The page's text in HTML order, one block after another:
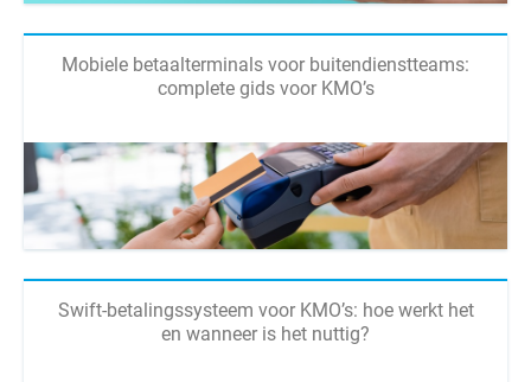
Mobiele betaalterminals voor buitendienstteams:
complete gids voor KMO’s
Swift-betalingssysteem voor KMO’s: hoe werkt het
en wanneer is het nuttig?